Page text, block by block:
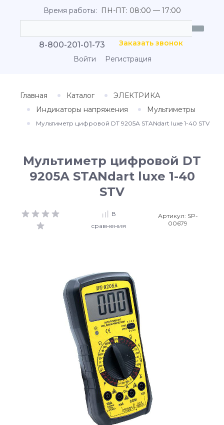
Время работы: ПН-ПТ: 08:00 — 17:00
8-800-201-01-73
Заказать звонок
Войти
Регистрация
Главная Каталог
ЭЛЕКТРИКА
Индикаторы напряжения
Мультиметры
Мультиметр цифровой DT 9205А STANdart luxe 1-40 STV
Мультиметр цифровой DT
9205А STANdart luxe 1-40
STV
В
сравнения
Артикул: SP-
00679